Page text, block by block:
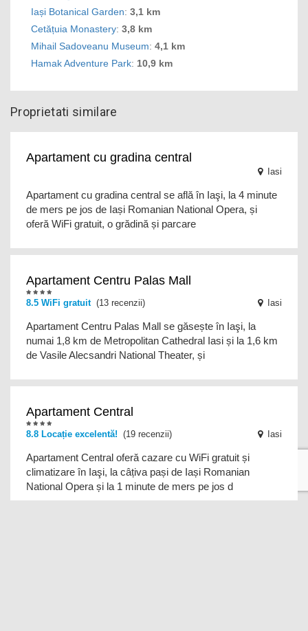
Iași Botanical Garden: 3,1 km
Cetățuia Monastery: 3,8 km
Mihail Sadoveanu Museum: 4,1 km
Hamak Adventure Park: 10,9 km
Proprietati similare
Apartament cu gradina central
Iasi
Apartament cu gradina central se află în Iaşi, la 4 minute
de mers pe jos de Iași Romanian National Opera, și
oferă WiFi gratuit, o grădină și parcare
Apartament Centru Palas Mall
8.5 WiFi gratuit(13 recenzii) Iasi
Apartament Centru Palas Mall se găsește în Iaşi, la
numai 1,8 km de Metropolitan Cathedral Iasi și la 1,6 km
de Vasile Alecsandri National Theater, și
Apartament Central
8.8 Locație excelentă! (19 recenzii) Iasi
Apartament Central oferă cazare cu WiFi gratuit și
climatizare în Iaşi, la câțiva pași de Iași Romanian
National Opera și la 1 minute de mers pe jos d